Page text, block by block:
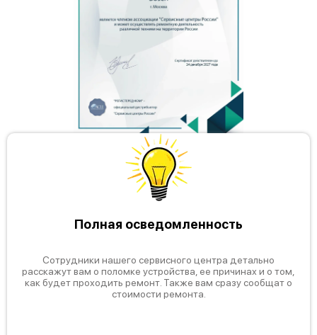
Полная осведомленность
Сотрудники нашего сервисного центра детально
расскажут вам о поломке устройства, ее причинах и о том,
как будет проходить ремонт. Также вам сразу сообщат о
стоимости ремонта.